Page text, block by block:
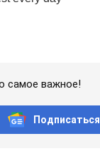
самое важное!
Подписаться